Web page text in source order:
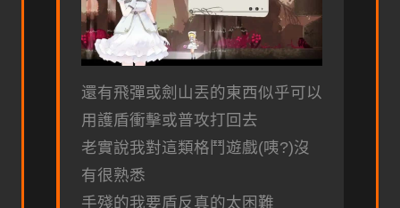
還有飛彈或劍山丟的東西似乎可以
用護盾衝擊或普攻打回去
老實說我對這類格鬥遊戲(咦?)沒
有很熟悉
手殘的我要盾反真的太困難